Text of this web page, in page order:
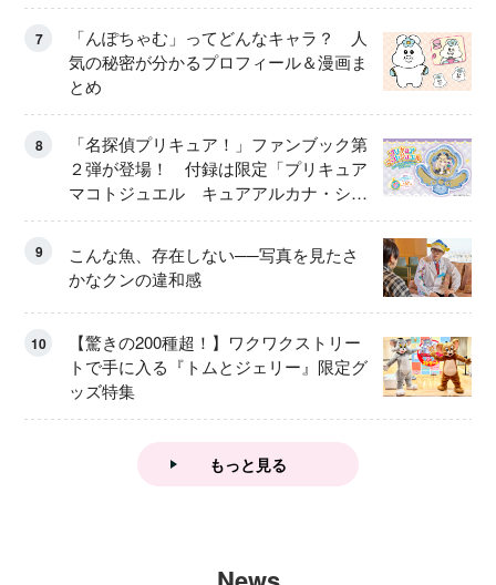
7
「んぽちゃむ」ってどんなキャラ？ 人
気の秘密が分かるプロフィール＆漫画ま
とめ
8
「名探偵プリキュア！」ファンブック第
２弾が登場！ 付録は限定「プリキュア
マコトジュエル キュアアルカナ・シャ
ドウ アイスver.」 キュアエクレールを
9
こんな魚、存在しない──写真を見たさ
かなクンの違和感
10
【驚きの200種超！】ワクワクストリー
トで手に入る『トムとジェリー』限定グ
ッズ特集
もっと見る